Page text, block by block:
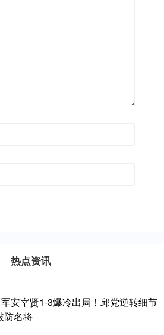
热点资讯
安宰贤1-3爆冷出局！邱党逆转细节
防名将